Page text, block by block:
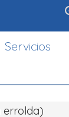
Servicios